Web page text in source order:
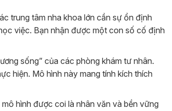
trung tâm nha khoa lớn cần sự ổn định
việc. Bạn nhận được một con số cố định
sống” của các phòng khám tư nhân.
hiện. Mô hình này mang tính kích thích
hình được coi là nhân văn và bền vững